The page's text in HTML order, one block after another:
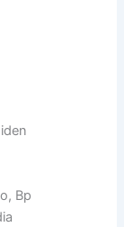
Bp